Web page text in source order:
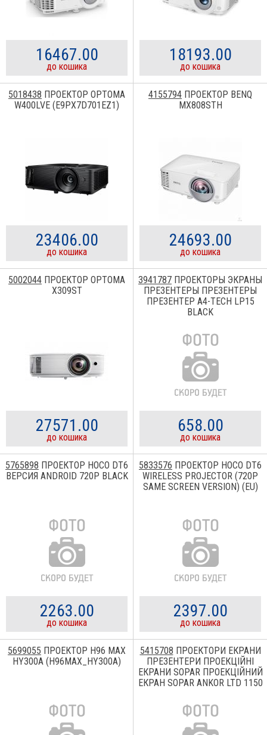
16467.00
до кошика
18193.00
до кошика
5018438 ПРОЕКТОР OPTOMA
W400LVE (E9PX7D701EZ1)
23406.00
до кошика
4155794 ПРОЕКТОР BENQ
MX808STH
24693.00
до кошика
5002044 ПРОЕКТОР OPTOMA
X309ST
27571.00
до кошика
3941787 ПРОЕКТОРЫ ЭКРАНЫ
ПРЕЗЕНТЕРЫ ПРЕЗЕНТЕРЫ
ПРЕЗЕНТЕР A4-TECH LP15
BLACK
658.00
до кошика
5765898 ПРОЕКТОР HOCO DT6
ВЕРСИЯ ANDROID 720P BLACK
2263.00
до кошика
5833576 ПРОЕКТОР HOCO DT6
WIRELESS PROJECTOR (720P
SAME SCREEN VERSION) (EU)
2397.00
до кошика
5699055 ПРОЕКТОР H96 MAX
HY300A (H96MAX_HY300A)
5415708 ПРОЕКТОРИ ЕКРАНИ
ПРЕЗЕНТЕРИ ПРОЕКЦІЙНІ
ЕКРАНИ SOPAR ПРОЕКЦІЙНИЙ
ЕКРАН SOPAR ANKOR LTD 1150